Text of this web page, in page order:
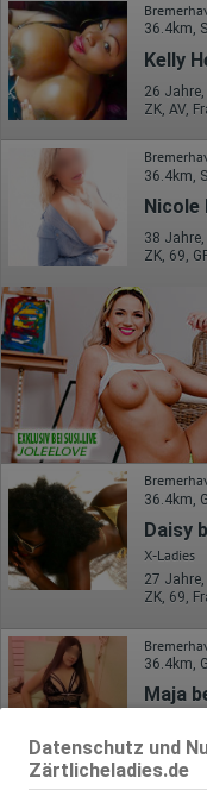
Datenschutz und
Zärtlicheladies.de
36.4km,
Kelly
36.4km,
Nicole
36.4km,
Daisy
X-Ladies
36.4km,
Maja